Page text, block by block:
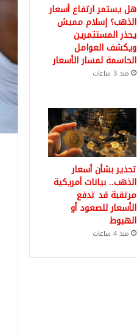
هل يستمر ارتفاع أسعار
الذهب؟ إسلام مميش
يحذر المستثمرين
ويكشف العوامل
الحاسمة لمسار الأسعار
منذ 3 ساعات
تحذير بشأن أسعار
الذهب.. بيانات أمريكية
مرتقبة قد تدفع
الأسعار للصعود أو
الهبوط
منذ 4 ساعات